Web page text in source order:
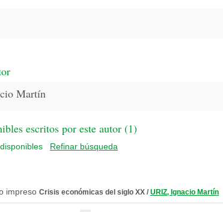
Martín
escritos por este autor (1)
Refinar búsqueda
Crisis económicas del siglo XX / URIZ, Ignacio Martín